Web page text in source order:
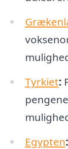
Tyrkiet:
Egypten: